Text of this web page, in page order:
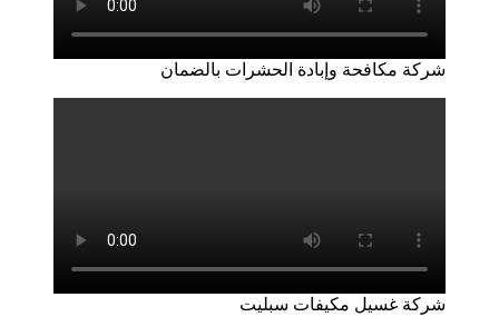
شركة مكافحة وإبادة الحشرات بالضمان
شركة غسيل مكيفات سبليت